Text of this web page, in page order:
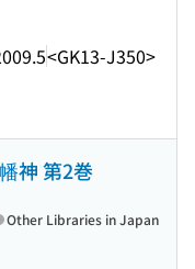
<GK13-J350>
神 第2巻
Other Libraries in Japan